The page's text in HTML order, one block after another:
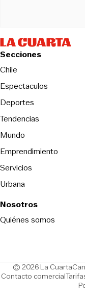
Secciones
Chile
Espectaculos
Deportes
Tendencias
Mundo
Emprendimiento
Servicios
Urbana
Nosotros
Quiénes somos
© 2026 La Cuarta
Contacto comercial